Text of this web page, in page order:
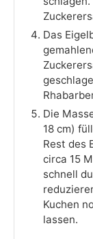
Das
Die
18 cm)
Rest des
circa 15
schnell
Kuchen
lassen.